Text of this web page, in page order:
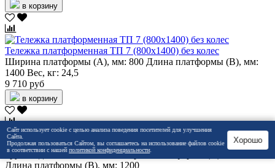
Сайт использует cookie с целью анализа поведения посетителей для улучшения
Сайта.
Продолжая пользоваться Сайтом, вы соглашаетесь на использование файлов cookie
в соответствии с нашейполитикой конфиденциальности.
Хорошо
в корзину
Тележка платформенная ТП 7 (800х1400) без колес
Ширина платформы (А), мм: 800 Длина платформы (В), мм:
1400 Вес, кг: 24,5
9 710 руб
в корзину
Тележка платформенная ТПЛ 6х12-1Р 200-Ч
Грузоподъемность, кг: 500 Ширина платформы (А), мм:
Длина платформы (В), мм: 1200